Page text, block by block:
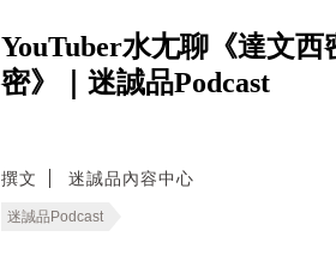
YouTuber水尢聊《達文
密》｜迷誠品Podcast
撰文 迷誠品內容中心
迷誠品Podcast